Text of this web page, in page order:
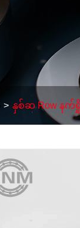
နှစ်ဆ Row နက်